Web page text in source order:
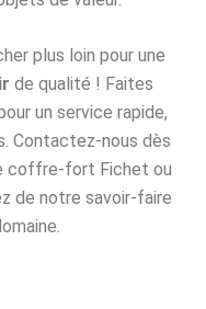
plus loin pour une
de qualité ! Faites
un service rapide,
Contactez-nous dès
coffre-fort Fichet ou
de notre savoir-faire